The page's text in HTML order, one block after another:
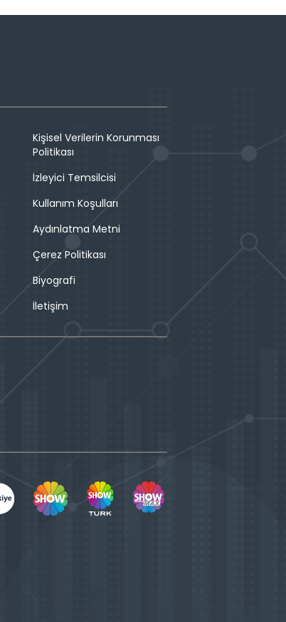
Kişisel Verilerin Korunması
Politikası
İzleyici Temsilcisi
Kullanım Koşulları
Aydınlatma Metni
Çerez Politikası
Biyografi
İletişim